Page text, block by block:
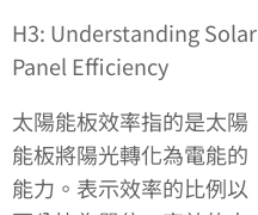
H3: Understanding Solar
Panel Efficiency
太陽能板效率指的是太陽
能板將陽光轉化為電能的
能力。表示效率的比例以